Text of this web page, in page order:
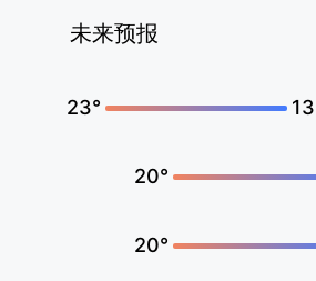
未来预报
23°
20°
20°